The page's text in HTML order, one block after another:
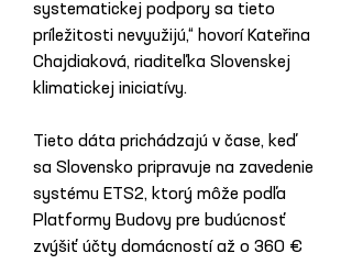
systematickej podpory sa tieto
príležitosti nevyužijú,“ hovorí Kateřina
Chajdiaková, riaditeľka Slovenskej
klimatickej iniciatívy.
Tieto dáta prichádzajú v čase, keď
sa Slovensko pripravuje na zavedenie
systému ETS2, ktorý môže podľa
Platformy Budovy pre budúcnosť
zvýšiť účty domácností až o 360 €